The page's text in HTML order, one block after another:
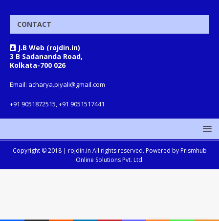
CONTACT
J.B Web (rojdin.in)
3 B Sadananda Road,
Kolkata-700 026
Email: acharya.piyali@gmail.com
+91 9051872515, +91 9051517441
Copyright © 2018 | rojdin.in All rights reserved. Powered by Prismhub
Online Solutions Pvt. Ltd.